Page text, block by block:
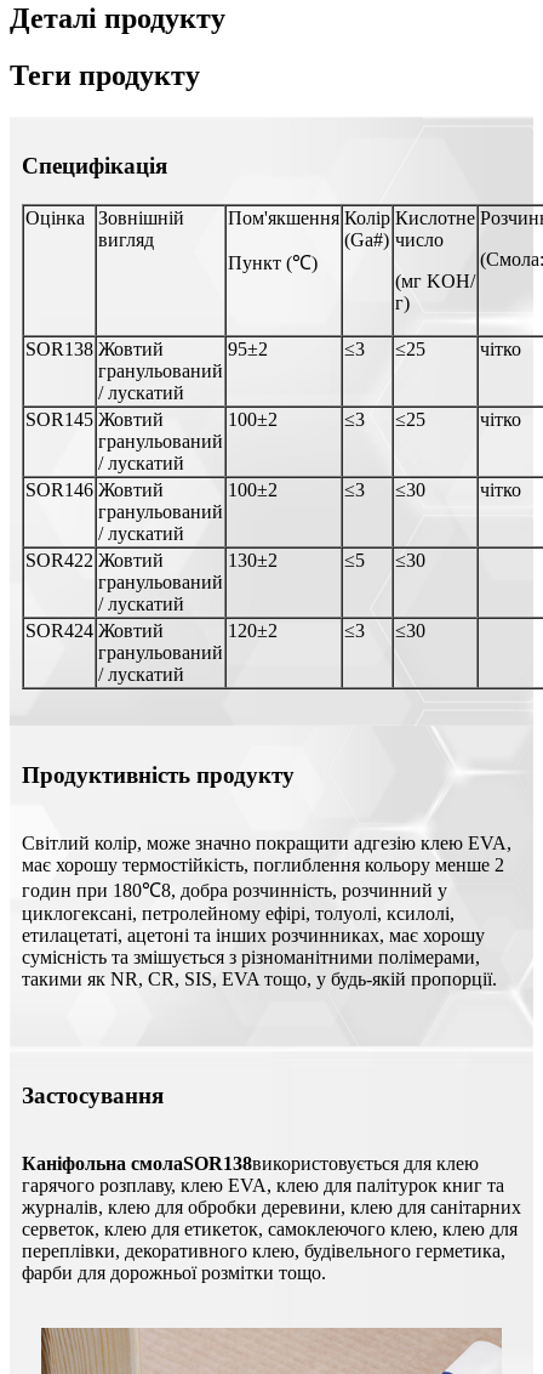
Деталі продукту
Теги продукту
Специфікація
Оцінка
Зовнішній
вигляд
Пом'якшення
Пункт (℃)
Колір
(Ga#)
Кислотне
число
(мг KOH/
г)
SOR138 Жовтий
гранульований
/ лускатий
95±2 ≤3 ≤25 чітко
SOR145 Жовтий
гранульований
/ лускатий
100±2 ≤3 ≤25 чітко
SOR146 Жовтий
гранульований
/ лускатий
100±2 ≤3 ≤30 чітко
SOR422 Жовтий
гранульований
/ лускатий
130±2 ≤5 ≤30
SOR424 Жовтий
гранульований
/ лускатий
120±2 ≤3 ≤30
Продуктивність продукту
Світлий колір, може значно покращити адгезію клею EVA,
має хорошу термостійкість, поглиблення кольору менше 2
годин при 180℃8, добра розчинність, розчинний у
циклогексані, петролейному ефірі, толуолі, ксилолі,
етилацетаті, ацетоні та інших розчинниках, має хорошу
сумісність та змішується з різноманітними полімерами,
такими як NR, CR, SIS, EVA тощо, у будь-якій пропорції.
Застосування
Каніфольна смолаSOR138використовується для клею
гарячого розплаву, клею EVA, клею для палітурок книг та
журналів, клею для обробки деревини, клею для санітарних
серветок, клею для етикеток, самоклеючого клею, клею для
переплівки, декоративного клею, будівельного герметика,
фарби для дорожньої розмітки тощо.